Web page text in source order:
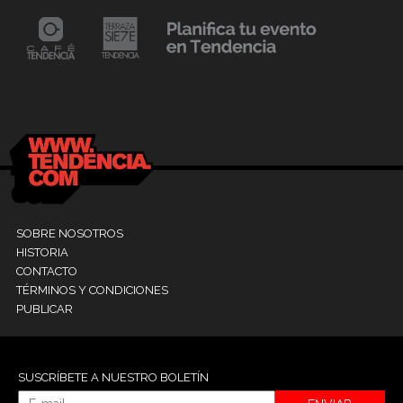
24 mayo, 2021
SOBRE NOSOTROS
HISTORIA
CONTACTO
TÉRMINOS Y CONDICIONES
PUBLICAR
SUSCRÍBETE A NUESTRO BOLETÍN